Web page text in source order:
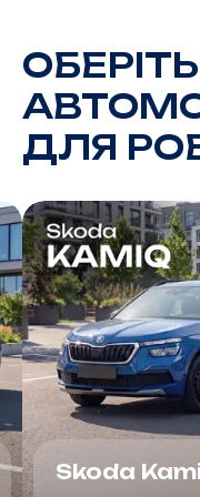
ОБЕРІТЬ
ДЛЯ
Hyundai